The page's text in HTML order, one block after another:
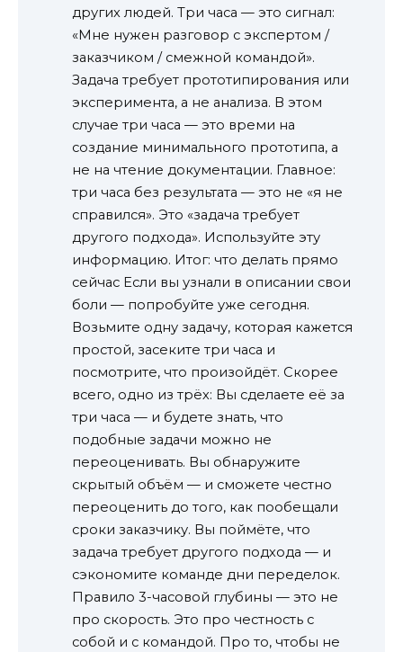
других людей. Три часа — это сигнал:
«Мне нужен разговор с экспертом /
заказчиком / смежной командой».
Задача требует прототипирования или
эксперимента, а не анализа. В этом
случае три часа — это времи на
создание минимального прототипа, а
не на чтение документации. Главное:
три часа без результата — это не «я не
справился». Это «задача требует
другого подхода». Используйте эту
информацию. Итог: что делать прямо
сейчас Если вы узнали в описании свои
боли — попробуйте уже сегодня.
Возьмите одну задачу, которая кажется
простой, засеките три часа и
посмотрите, что произойдёт. Скорее
всего, одно из трёх: Вы сделаете её за
три часа — и будете знать, что
подобные задачи можно не
переоценивать. Вы обнаружите
скрытый объём — и сможете честно
переоценить до того, как пообещали
сроки заказчику. Вы поймёте, что
задача требует другого подхода — и
сэкономите команде дни переделок.
Правило 3-часовой глубины — это не
про скорость. Это про честность с
собой и с командой. Про то, чтобы не